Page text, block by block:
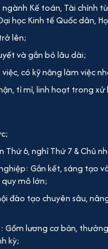
Kế toán, Tài chính
học Kinh tế Quốc dân,
lên;
và gắn bó lâu dài;
có kỹ năng làm việc
tỉ mỉ, linh hoạt trong xử
Thứ 6, nghỉ Thứ 7 & Chủ
Gắn kết, sáng tạo
mô lớn;
đào tạo chuyên sâu,
Gồm lương cơ bản,
kỳ;